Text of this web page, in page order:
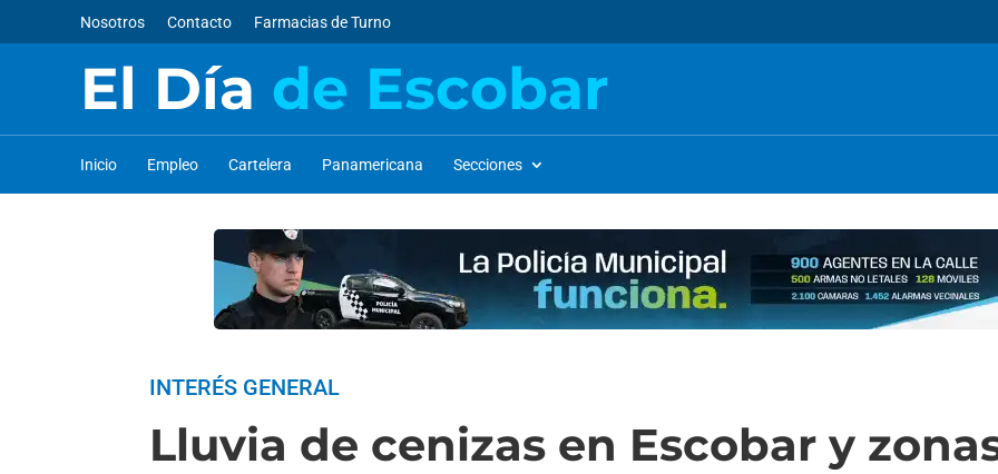
Nosotros Contacto Farmacias de Turno
El Día de Escobar
Inicio Empleo Cartelera Panamericana Secciones
INTERÉS GENERAL
Lluvia de cenizas en Escobar y